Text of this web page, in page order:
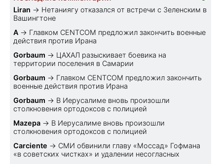
Liran → Нетаниягу отказался от встречи с Зеленским в
Вашингтоне
A → Главком CENTCOM предложил закончить военные
действия против Ирана
Gorbaum → ЦАХАЛ разыскивает боевика на
территории поселения в Самарии
Gorbaum → Главком CENTCOM предложил закончить
военные действия против Ирана
Gorbaum → В Иерусалиме вновь произошли
столкновения ортодоксов с полицией
Mazepa → В Иерусалиме вновь произошли
столкновения ортодоксов с полицией
Carciente → СМИ обвинили главу «Моссад» Гофмана
«в советских чистках» и удалении несогласных